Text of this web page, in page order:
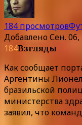
184 просмотров
ДобавленоСен. 06,
184Взгляды
Как сообщает
Аргентины
бразильской
министерства
заявил, что